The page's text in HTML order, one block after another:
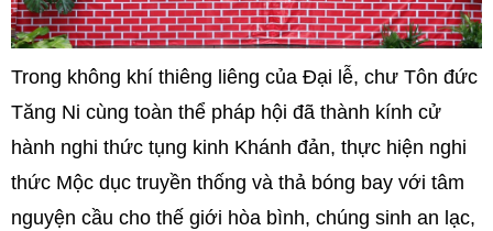
Trong không khí thiêng liêng của Đại lễ, chư Tôn đức
Tăng Ni cùng toàn thể pháp hội đã thành kính cử
hành nghi thức tụng kinh Khánh đản, thực hiện nghi
thức Mộc dục truyền thống và thả bóng bay với tâm
nguyện cầu cho thế giới hòa bình, chúng sinh an lạc,